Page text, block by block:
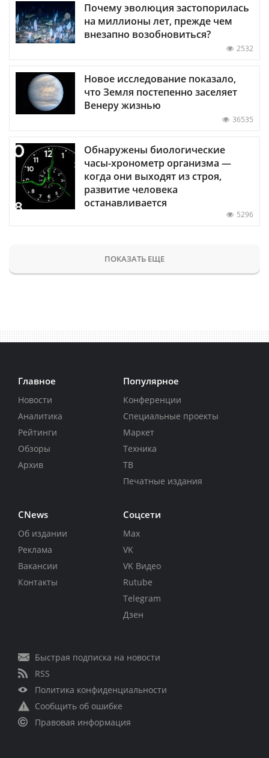
Почему эволюция застопорилась
на миллионы лет, прежде чем
внезапно возобновиться?
2532
Новое исследование показало,
что Земля постепенно заселяет
Венеру жизнью
36535
Обнаружены биологические
часы-хронометр организма —
когда они выходят из строя,
развитие человека
останавливается
5296
ПОКАЗАТЬ ЕЩЕ
Главное
Новости
Аналитика
Рейтинги
Обзоры
Архив
Популярное
Конференции
Специальные проекты
Маркет
Техника
ТВ
Печатные издания
CNews
Об издании
Реклама
Вакансии
Контакты
Соцсети
Max
VK
VK Видео
Rutube
Telegram
Дзен
Быстрая подписка на новости
RSS
Политика конфиденциальности
Сообщить об ошибке
Правовая информация